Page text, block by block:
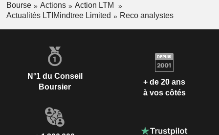
Bourse Actions
Action LTM
Actualités LTIMindtree Limited
Reco analystes
N°1 du Conseil
Boursier
+ de 20 ans
à vos côtés